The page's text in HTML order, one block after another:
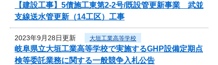
【建設工事】5債施工東第2-2号/既設管更新事業 武並
支線送水管更新（14工区）工事
2023年9月28日更新 大垣工業高等学校
岐阜県立大垣工業高等学校で実施するGHP設備定期点
検等委託業務に関する一般競争入札公告